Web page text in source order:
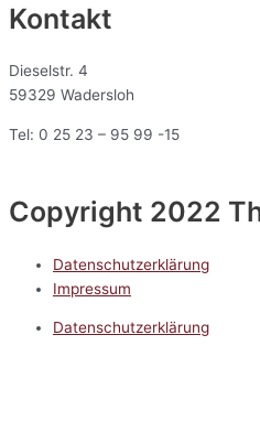
Kontakt
Dieselstr. 4
59329 Wadersloh
Tel: 0 25 23 – 95 99 -15
Copyright 2022
Datenschutzerklärung
Impressum
Datenschutzerklärung